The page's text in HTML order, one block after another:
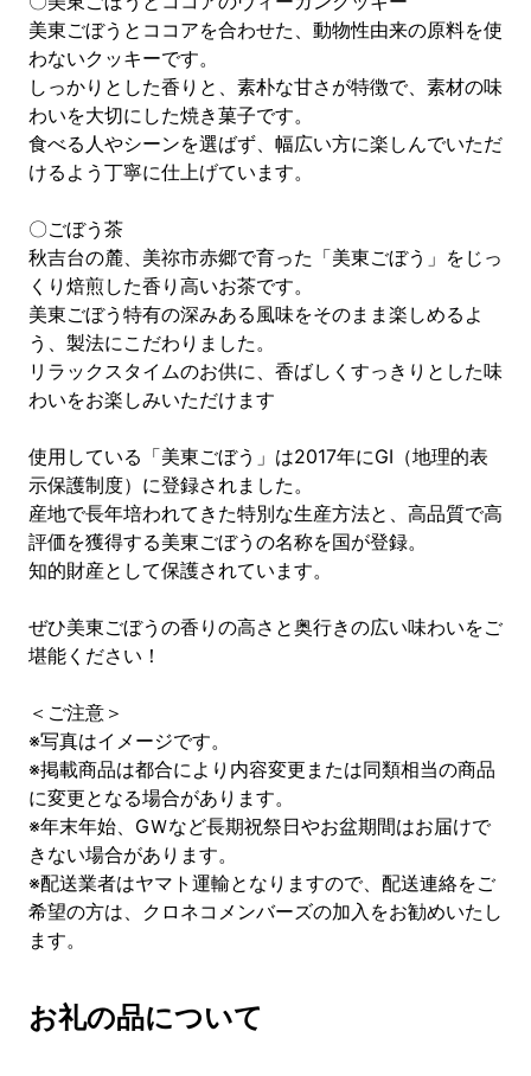
美東ごぼうとココアを合わせた、動物性由来の原料を使
わないクッキーです。
しっかりとした香りと、素朴な甘さが特徴で、素材の味
わいを大切にした焼き菓子です。
食べる人やシーンを選ばず、幅広い方に楽しんでいただ
けるよう丁寧に仕上げています。
〇ごぼう茶
秋吉台の麓、美祢市赤郷で育った「美東ごぼう」をじっ
くり焙煎した香り高いお茶です。
美東ごぼう特有の深みある風味をそのまま楽しめるよ
う、製法にこだわりました。
リラックスタイムのお供に、香ばしくすっきりとした味
わいをお楽しみいただけます
使用している「美東ごぼう」は2017年にGI（地理的表
示保護制度）に登録されました。
産地で長年培われてきた特別な生産方法と、高品質で高
評価を獲得する美東ごぼうの名称を国が登録。
知的財産として保護されています。
ぜひ美東ごぼうの香りの高さと奥行きの広い味わいをご
堪能ください！
＜ご注意＞
※写真はイメージです。
※掲載商品は都合により内容変更または同類相当の商品
に変更となる場合があります。
※年末年始、GＷなど長期祝祭日やお盆期間はお届けで
きない場合があります。
※配送業者はヤマト運輸となりますので、配送連絡をご
希望の方は、クロネコメンバーズの加入をお勧めいたし
ます。
お礼の品について